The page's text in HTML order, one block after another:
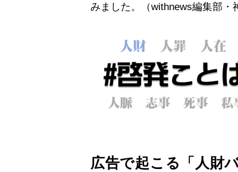
みました。（withnews編集部・
広告で起こる「人財